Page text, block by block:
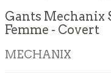
Gants Mechanix
Femme - Covert
MECHANIX